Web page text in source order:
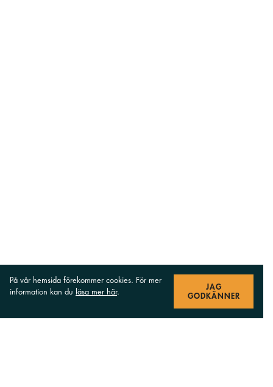
På vår hemsida förekommer cookies. För mer
information kan du
läsa mer här.
JAG
GODKÄNNER